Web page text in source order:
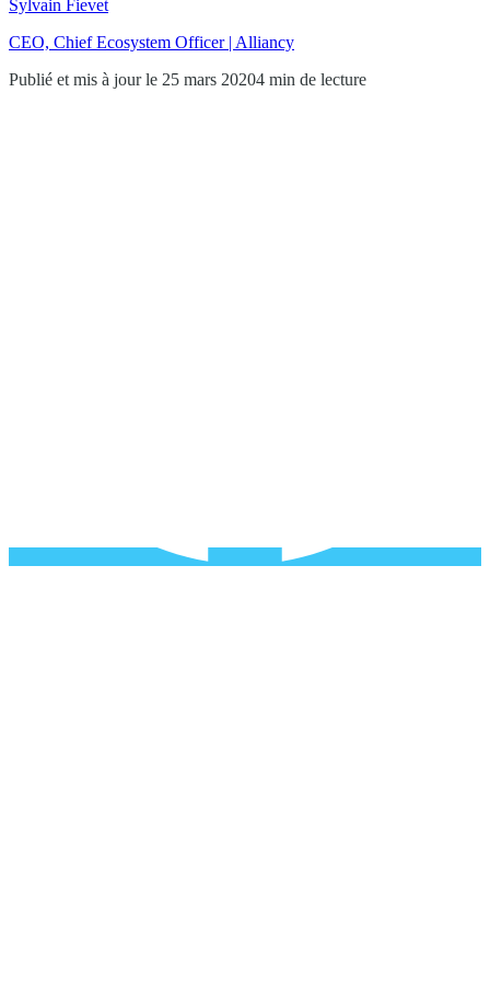
Sylvain Fievet
CEO, Chief Ecosystem Officer | Alliancy
Publié et mis à jour le 25 mars 20204 min de lecture